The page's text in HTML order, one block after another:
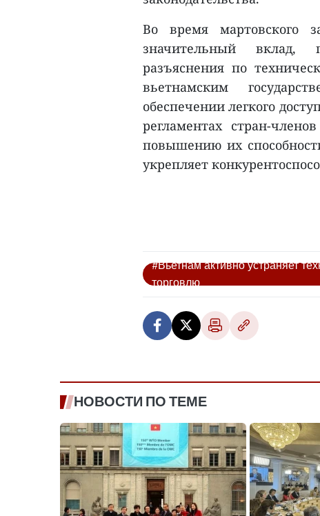
Во время мартовского
значительный
разъяснения по
вьетнамским
обеспечении легкого
регламентах стран-
повышению их
укрепляет
#Вьетнам активно устраняет
торговлю
НОВОСТИ ПО ТЕМЕ